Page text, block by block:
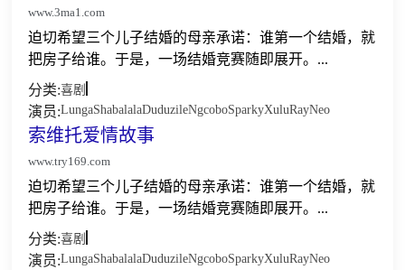
www.3ma1.com
迫切希望三个儿子结婚的母亲承诺：谁第一个结婚，就
把房子给谁。于是，一场结婚竞赛随即展开。...
分类:喜剧
演员:LungaShabalalaDuduzileNgcoboSparkyXuluRayNeo
索维托爱情故事
www.try169.com
迫切希望三个儿子结婚的母亲承诺：谁第一个结婚，就
把房子给谁。于是，一场结婚竞赛随即展开。...
分类:喜剧
演员:LungaShabalalaDuduzileNgcoboSparkyXuluRayNeo